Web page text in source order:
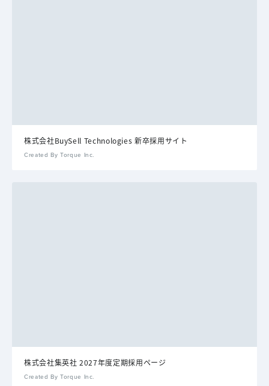
株式会社BuySell Technologies 新卒採用サイト
Created By Torque Inc.
株式会社集英社 2027年度定期採用ページ
Created By Torque Inc.